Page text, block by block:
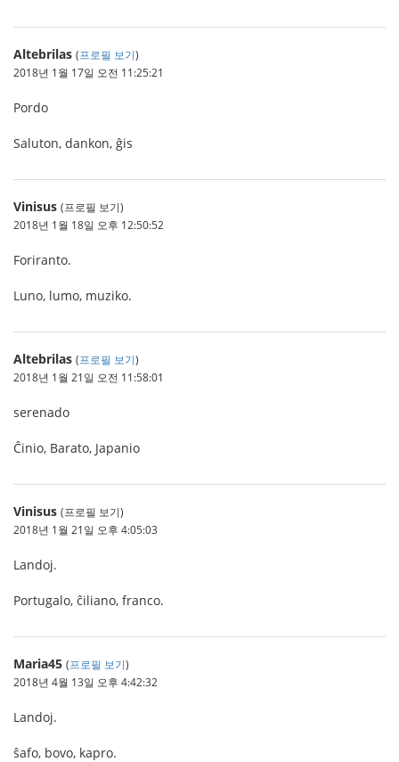
Altebrilas (프로필 보기)
2018년 1월 17일 오전 11:25:21
Pordo
Saluton, dankon, ĝis
Vinisus (프로필 보기)
2018년 1월 18일 오후 12:50:52
Foriranto.
Luno, lumo, muziko.
Altebrilas (프로필 보기)
2018년 1월 21일 오전 11:58:01
serenado
Ĉinio, Barato, Japanio
Vinisus (프로필 보기)
2018년 1월 21일 오후 4:05:03
Landoj.
Portugalo, ĉiliano, franco.
Maria45 (프로필 보기)
2018년 4월 13일 오후 4:42:32
Landoj.
ŝafo, bovo, kapro.